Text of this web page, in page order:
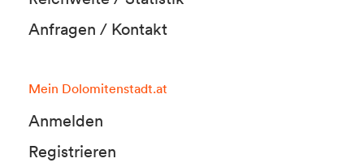
Anfragen / Kontakt
Mein Dolomitenstadt.at
Anmelden
Registrieren